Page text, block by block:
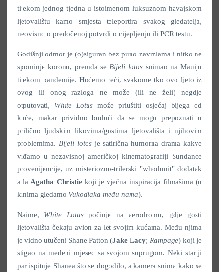
tijekom jednog tjedna u istoimenom luksuznom havajskom
ljetovalištu kamo smjesta teleportira svakog gledatelja,
neovisno o predočenoj potvrdi o cijepljenju ili PCR testu.
Godišnji odmor je (o)siguran bez puno zavrzlama i nitko ne
spominje koronu, premda se Bijeli lotossnimao na Mauiju
tijekom pandemije. Hoćemo reći, svakome tko ovo ljeto iz
ovog ili onog razloga ne može (ili ne želi) negdje
otputovati, White Lotus može priuštiti osjećaj bijega od
kuće, makar prividno budući da se mogu prepoznati u
prilično ljudskim likovima/gostima ljetovališta i njihovim
problemima. Bijeli lotosje satirična humorna drama kakve
viđamo u nezavisnoj američkoj kinematografiji Sundance
provenijencije, uz misteriozno-trilerski "whodunit" dodatak
a la Agatha Christiekoji je vječna inspiracija filmašima (u
kinima gledamo Vukodlaka među nama).
Naime, White Lotuspočinje na aerodromu, gdje gosti
ljetovališta čekaju avion za let svojim kućama. Među njima
je vidno utučeni Shane Patton (Jake Lacy; Rampage) koji je
stigao na medeni mjesec sa svojom suprugom. Neki stariji
par ispituje Shanea što se dogodilo, a kamera snima kako se